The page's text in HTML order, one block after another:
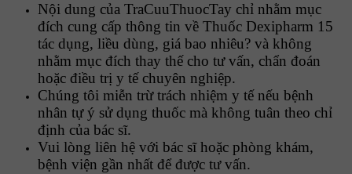
Nội dung của TraCuuThuocTay chỉ nhằm mục
đích cung cấp thông tin về Thuốc Dexipharm 15
tác dụng, liều dùng, giá bao nhiêu? và không
nhằm mục đích thay thế cho tư vấn, chẩn đoán
hoặc điều trị y tế chuyên nghiệp.
Chúng tôi miễn trừ trách nhiệm y tế nếu bệnh
nhân tự ý sử dụng thuốc mà không tuân theo chỉ
định của bác sĩ.
Vui lòng liên hệ với bác sĩ hoặc phòng khám,
bệnh viện gần nhất để được tư vấn.